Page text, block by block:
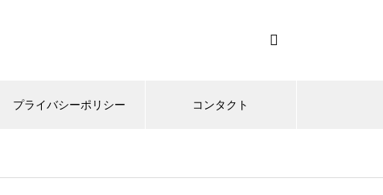
プライバシーポリシー コンタクト